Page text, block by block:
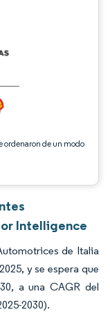
ordenaron de un modo
según CC BY 4.0.
Intelligence
de Italia
y se espera que
a una CAGR del
2030).